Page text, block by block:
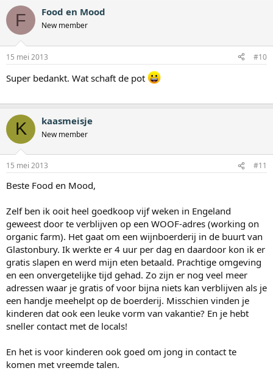
F Food en Mood
New member
15 mei 2013 #10
Super bedankt. Wat schaft de pot
K kaasmeisje
New member
15 mei 2013 #11
Beste Food en Mood,
Zelf ben ik ooit heel goedkoop vijf weken in Engeland
geweest door te verblijven op een WOOF-adres (working on
organic farm). Het gaat om een wijnboerderij in de buurt van
Glastonbury. Ik werkte er 4 uur per dag en daardoor kon ik er
gratis slapen en werd mijn eten betaald. Prachtige omgeving
en een onvergetelijke tijd gehad. Zo zijn er nog veel meer
adressen waar je gratis of voor bijna niets kan verblijven als je
een handje meehelpt op de boerderij. Misschien vinden je
kinderen dat ook een leuke vorm van vakantie? En je hebt
sneller contact met de locals!
En het is voor kinderen ook goed om jong in contact te
komen met vreemde talen.